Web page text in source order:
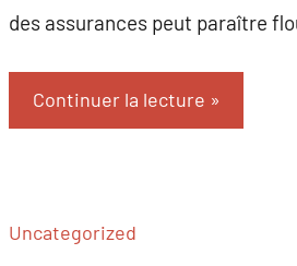
des assurances peut paraître
Continuer la lecture
Uncategorized